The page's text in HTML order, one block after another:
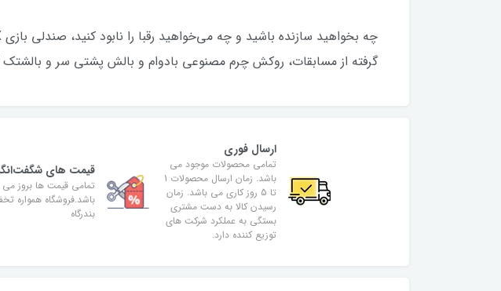
گرفته از مسابقات، روکش چرم مصنوعی بادوام و بالش پشتی سر و
ارسال فوری
تمامی محصولات موجود می
باشد. زمان ارسال محصولات 1
تا 5 روز کاری می باشد. زمان
رسیدن کالا به دست مشتری
بستگی به عملکرد شرکت های
توزیع کننده دارد.
قیمت های
تمامی قیمت ها بروز می
باشد.فروشگاه همواره
بندرگاه